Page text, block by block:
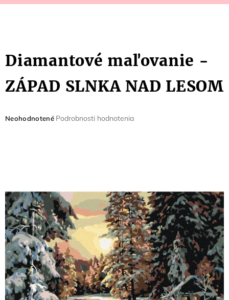
Diamantové maľovanie -
ZÁPAD SLNKA NAD LESOM
Priemerné
Neohodnotené Podrobnosti hodnotenia